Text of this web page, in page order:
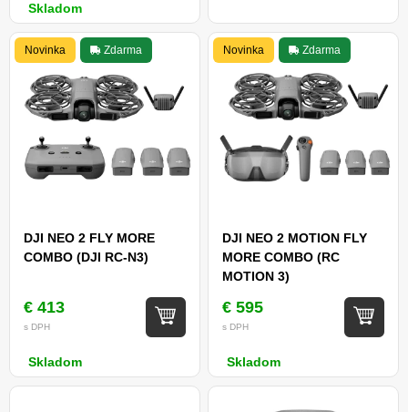
Skladom
Novinka Zdarma
DJI NEO 2 FLY MORE
COMBO (DJI RC-N3)
€ 413
s DPH
Skladom
Novinka Zdarma
DJI NEO 2 MOTION FLY
MORE COMBO (RC
MOTION 3)
€ 595
s DPH
Skladom